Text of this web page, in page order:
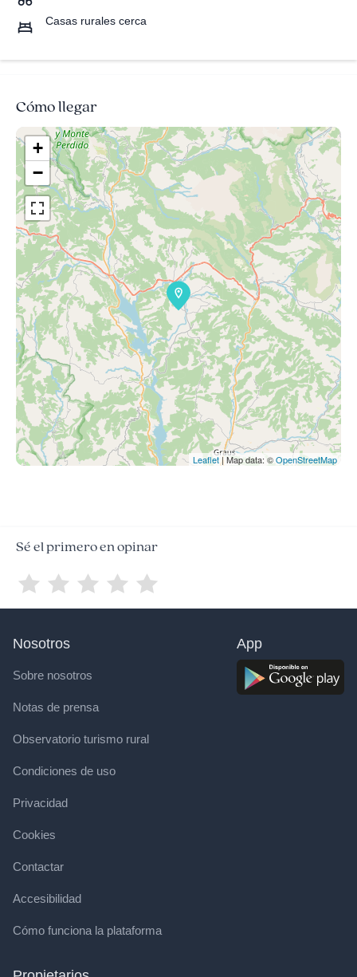
Casas rurales cerca
Cómo llegar
+
−
Leaflet| Map data: ©OpenStreetMap
Sé el primero en opinar
Nosotros
Sobre nosotros
Notas de prensa
Observatorio turismo rural
Condiciones de uso
Privacidad
Cookies
Contactar
Accesibilidad
Cómo funciona la plataforma
App